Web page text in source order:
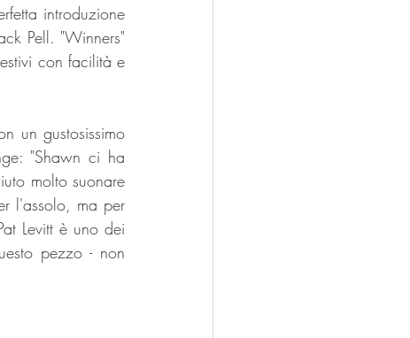
introduzione
Pell. "Winners"
con facilità e
un gustosissimo
"Shawn ci ha
molto suonare
l'assolo, ma per
Levitt è uno dei
pezzo - non